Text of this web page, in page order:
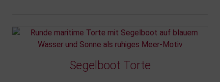
Segelboot Torte